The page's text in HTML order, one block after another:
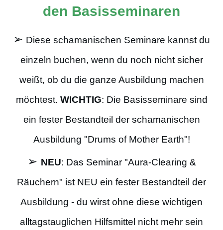
den Basisseminaren
➢ Diese schamanischen Seminare kannst du
einzeln buchen, wenn du noch nicht sicher
weißt, ob du die ganze Ausbildung machen
möchtest. WICHTIG: Die Basisseminare sind
ein fester Bestandteil der schamanischen
Ausbildung "Drums of Mother Earth"!
➢ NEU: Das Seminar "Aura-Clearing &
Räuchern" ist NEU ein fester Bestandteil der
Ausbildung - du wirst ohne diese wichtigen
alltagstauglichen Hilfsmittel nicht mehr sein